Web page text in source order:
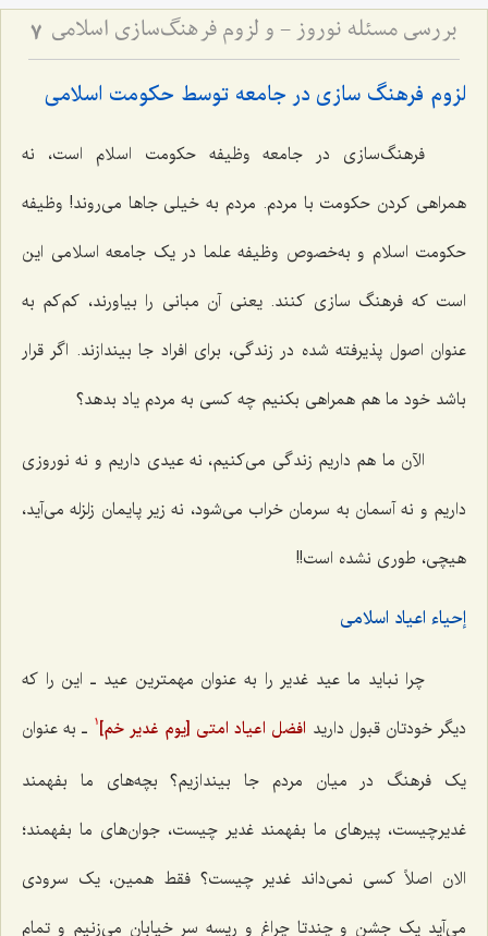
بررسی مسئله نوروز - و لزوم فرهنگ‌سازی اسلامی 7
لزوم فرهنگ سازی در جامعه توسط حکومت اسلامی
فرهنگ‌سازی در جامعه وظیفه حکومت اسلام است، نه
همراهی کردن حکومت با مردم. مردم به خیلی جاها می‌روند! وظیفه
حکومت اسلام و به‌خصوص وظیفه علما در یک جامعه اسلامی این
است که فرهنگ سازی کنند. یعنی آن مبانی را بیاورند، کم‌کم به
عنوان اصول پذیرفته شده در زندگی، برای افراد جا بیندازند. اگر قرار
باشد خود ما هم همراهی بکنیم چه کسی به مردم یاد بدهد؟
الآن ما هم داریم زندگی می‌کنیم، نه عیدی داریم و نه نوروزی
داریم و نه آسمان به سرمان خراب می‌شود، نه زیر پایمان زلزله می‌آید،
هیچی، طوری نشده است!!
إحیاء اعیاد اسلامی
چرا نباید ما عید غدیر را به عنوان مهمترین عید ـ این را که
دیگر خودتان قبول دارید افضل اعیاد امتی [یوم غدیر خم] 1
ـ به عنوان
یک فرهنگ در میان مردم جا بیندازیم؟ بچه‌های ما بفهمند
غدیرچیست، پیرهای ما بفهمند غدیر چیست، جوان‌های ما بفهمند؛
الان اصلاً کسی نمی‌داند غدیر چیست؟ فقط همین، یک سرودی
می‌آید یک جشن و چندتا چراغ و ریسه سر خیابان می‌زنیم و تمام